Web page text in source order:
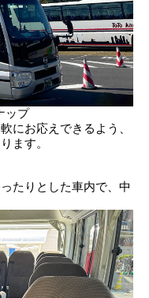
ップ
にお応えできるよう、
ます。
たりとした車内で、中